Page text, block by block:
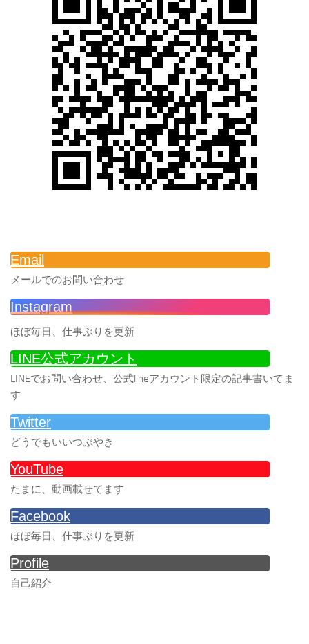
Email
メールでのお問い合わせ
Instagram
ほぼ毎日、仕事ぶりを更新
LINE公式アカウント
LINEでお問い合わせ、公式lineアカウント限定の記事書いてま
す
Twitter
どうでもいいつぶやき
YouTube
たまに、動画載せてます
Facebook
ほぼ毎日、仕事ぶりを更新
Profile
自己紹介